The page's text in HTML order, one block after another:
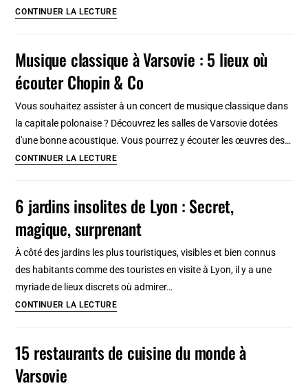
CONTINUER LA LECTUREChâteau
immense
château
Musique classique à Varsovie : 5 lieux où
écouter Chopin & Co
Vous souhaitez assister à un concert de musique classique dans
la capitale polonaise ? Découvrez les salles de Varsovie dotées
d'une bonne acoustique. Vous pourrez y écouter les œuvres des…
CONTINUER LA LECTUREMusique
Varsovie
:
Chopin
6 jardins insolites de Lyon : Secret,
magique, surprenant
À côté des jardins les plus touristiques, visibles et bien connus
des habitants comme des touristes en visite à Lyon, il y a une
myriade de lieux discrets où admirer…
CONTINUER LA LECTURE6
de
15 restaurants de cuisine du monde à
Varsovie